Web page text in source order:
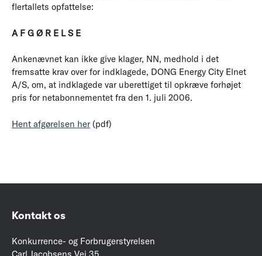
flertallets opfattelse:
A F G Ø R E L S E
Ankenævnet kan ikke give klager, NN, medhold i det
fremsatte krav over for indklagede, DONG Energy City Elnet
A/S, om, at indklagede var uberettiget til opkræve forhøjet
pris for netabonnementet fra den 1. juli 2006.
Hent afgørelsen her (pdf)
Kontakt os
Konkurrence- og Forbrugerstyrelsen